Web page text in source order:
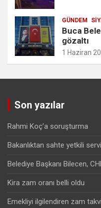
GÜNDEM
Buca
gözaltı
1 Haziran
Son yazılar
Rahmi Koç’a soruşturma
Bakanlıktan sahte yetkili
Belediye Başkanı Bilecen,
Kira zam oranı belli oldu
Emekliyi ilgilendiren zam